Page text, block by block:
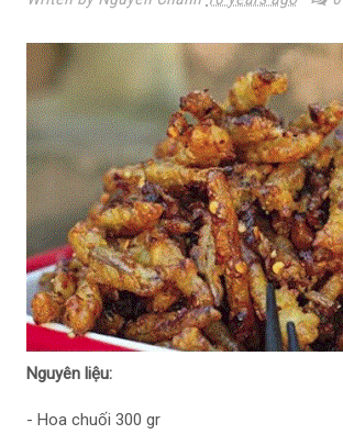
Nguyên liệu:
- Hoa chuối 300 gr